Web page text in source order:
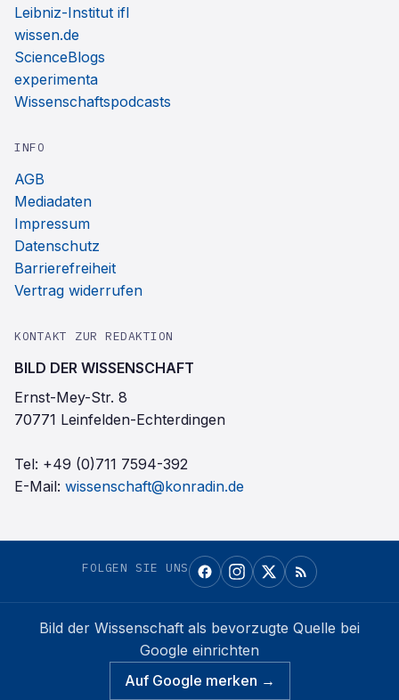
Leibniz-Institut ifl
wissen.de
ScienceBlogs
experimenta
Wissenschaftspodcasts
INFO
AGB
Mediadaten
Impressum
Datenschutz
Barrierefreiheit
Vertrag widerrufen
KONTAKT ZUR REDAKTION
BILD DER WISSENSCHAFT
Ernst-Mey-Str. 8
70771 Leinfelden-Echterdingen
Tel: +49 (0)711 7594-392
E-Mail: wissenschaft@konradin.de
FOLGEN SIE UNS
Bild der Wissenschaft als bevorzugte Quelle bei
Google einrichten
Auf Google merken →